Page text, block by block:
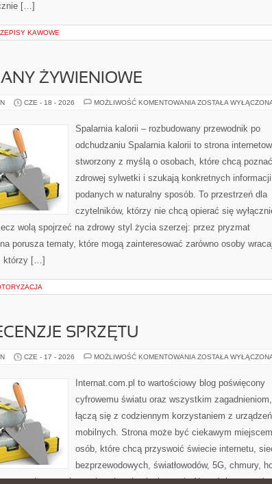
[…]
KAWOWE
ŻYWIENIOWE
CZE - 18 - 2026 MOŻLIWOŚĆ KOMENTOWANIA DIETY
ŻYWIENIOWE
ZOSTAŁA
Spalarnia kalorii – rozbudowany przewodnik po
odchudzaniu Spalarnia kalorii to strona
stworzony z myślą o osobach, które chcą
zdrowej sylwetki i szukają konkretnych informacji
podanych w naturalny sposób. To przestrzeń dla
czytelników, którzy nie chcą opierać się
wolą spojrzeć na zdrowy styl życia szerzej: przez pryzmat
porusza tematy, które mogą zainteresować zarówno osoby
którzy […]
SPRZĘTU
CZE - 17 - 2026 MOŻLIWOŚĆ KOMENTOWANIA TESTY
SPRZĘTU
ZOSTAŁA
Internat.com.pl to wartościowy blog poświęcony
cyfrowemu światu oraz wszystkim
łączą się z codziennym korzystaniem z urządzeń
mobilnych. Strona może być ciekawym
osób, które chcą przyswoić świecie internetu,
bezprzewodowych, światłowodów, 5G, chmury,
oraz domowych rozwiązań technologicznych. Nowości na stronie: